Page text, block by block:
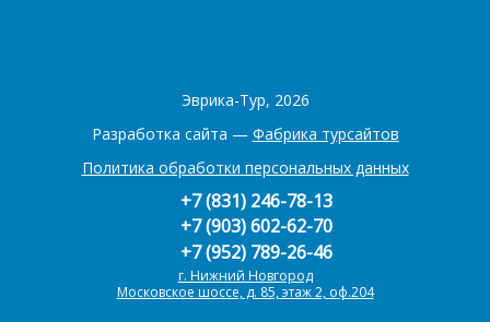
Эврика-Тур, 2026
Разработка сайта — Фабрика турсайтов
Политика обработки персональных данных
+7 (831) 246-78-13
+7 (903) 602-62-70
+7 (952) 789-26-46
г. Нижний Новгород
Московское шоссе, д. 85, этаж 2, оф.204